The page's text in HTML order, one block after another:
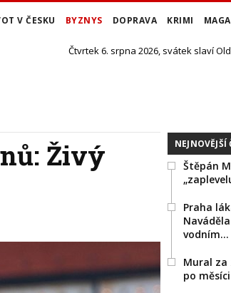
V ČESKU BYZNYS DOPRAVA KRIMI
Čtvrtek 6. srpna 2026, svátek slaví
Živý
NEJNOVĚJŠÍ
Štěpán
Praha
vodním…
Mural za
po